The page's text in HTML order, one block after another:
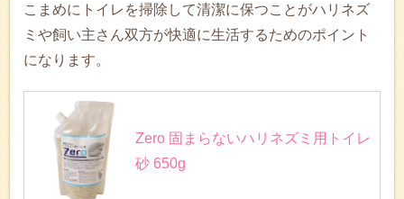
こまめにトイレを掃除して清潔に保つことがハリネズ
ミや飼い主さん双方が快適に生活するためのポイント
になります。
Zero 固まらないハリネズミ用トイレ
砂 650g